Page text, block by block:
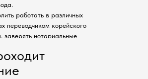
работать в различных
переводчиком корейского
заверять нотариальные